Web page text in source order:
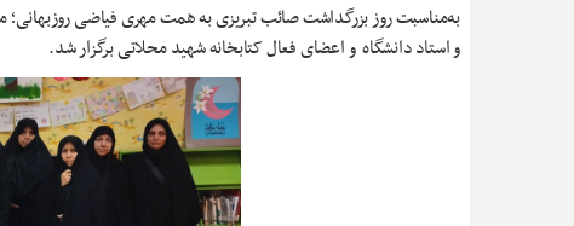
به‌مناسبت روز بزرگداشت صائب تبریزی به همت مهری فیاضی
و استاد دانشگاه و اعضای فعال کتابخانه شهید محلاتی برگزار شد.